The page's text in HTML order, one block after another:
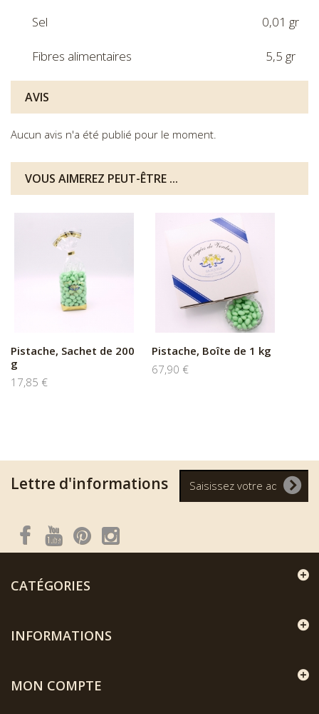
Sel 0,01 gr
Fibres alimentaires 5,5 gr
AVIS
Aucun avis n'a été publié pour le moment.
VOUS AIMEREZ PEUT-ÊTRE ...
Pistache, Sachet de 200
g
17,85 €
Pistache, Boîte de 1 kg
67,90 €
Lettre d'informations
CATÉGORIES
INFORMATIONS
MON COMPTE